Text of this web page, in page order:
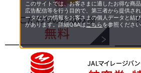
このサイトでは、お客さまに適したお得な商品
広告配信等を行う目的で、第三者から提供さ
ータなどの情報をお客さまの個人データと結
があります。詳細Q&Aはこちらを参照くださ